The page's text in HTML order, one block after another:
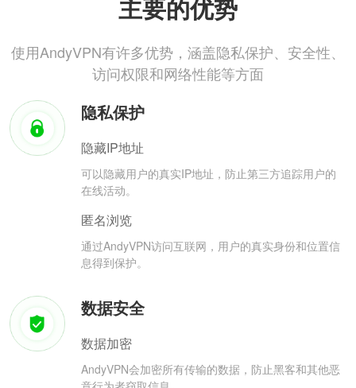
主要的优势
使用AndyVPN有许多优势，涵盖隐私保护、安全性、
访问权限和网络性能等方面
隐私保护
隐藏IP地址
可以隐藏用户的真实IP地址，防止第三方追踪用户的
在线活动。
匿名浏览
通过AndyVPN访问互联网，用户的真实身份和位置信
息得到保护。
数据安全
数据加密
AndyVPN会加密所有传输的数据，防止黑客和其他恶